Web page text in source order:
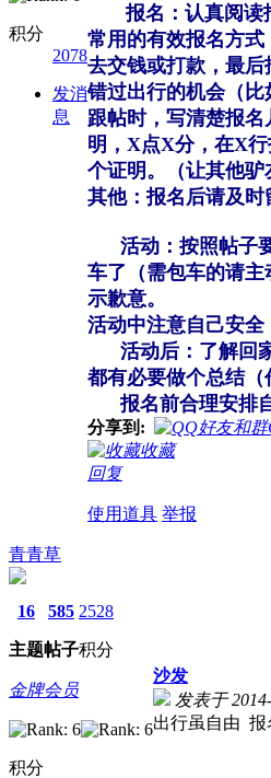
积分
2078
发消
息
报名：认真阅读报
常用的有效报名方
去交钱或打款，最
错过出行的机会（比
跟帖时，写清楚报
明，X点X分，在X
个证明。（让其他驴
其他：报名后请及时
活动：按照帖子要
车了（需包车的请
示歉意。
活动中注意自己安
活动后：了解回家
都有必要做个总结（
报名前合理安排自
分享到:
收藏
回复
使用道具 举报
青青草
16
主题
585
帖子
2528
积分
金牌会员
积分
沙发
发表于
出行虽自由 报